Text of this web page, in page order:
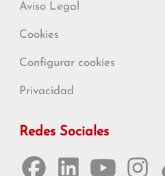
Aviso Legal
Cookies
Configurar cookies
Privacidad
Redes Sociales